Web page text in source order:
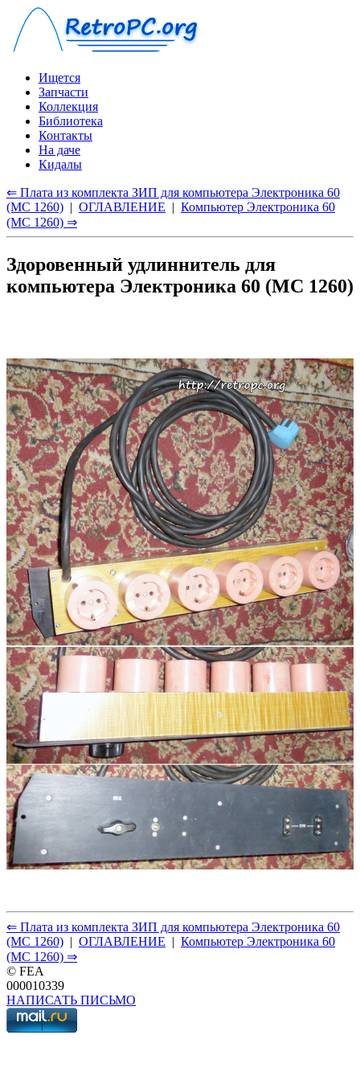
Ищется
Запчасти
Коллекция
Библиотека
Контакты
На даче
Кидалы
⇐ Плата из комплекта ЗИП для компьютера Электроника 60
(МС 1260) | ОГЛАВЛЕНИЕ | Компьютер Электроника 60
(МС 1260) ⇒
Здоровенный удлиннитель для
компьютера Электроника 60 (МС 1260)
⇐ Плата из комплекта ЗИП для компьютера Электроника 60
(МС 1260) | ОГЛАВЛЕНИЕ | Компьютер Электроника 60
(МС 1260) ⇒
© FEA
000010339
НАПИСАТЬ ПИСЬМО